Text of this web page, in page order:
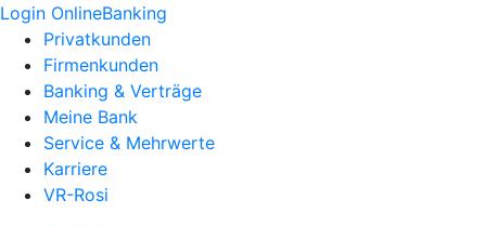
Login OnlineBanking
Privatkunden
Firmenkunden
Banking & Verträge
Meine Bank
Service & Mehrwerte
Karriere
VR-Rosi